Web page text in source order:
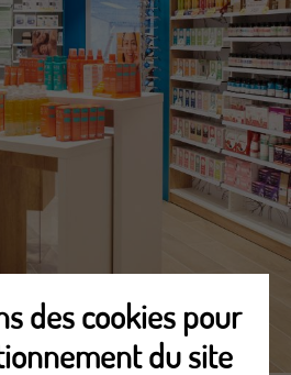
des cookies pour
du site